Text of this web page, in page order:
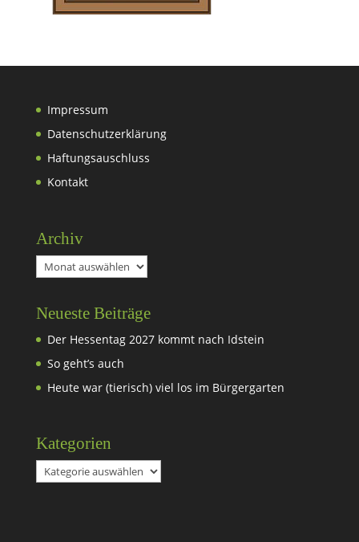
Impressum
Datenschutzerklärung
Haftungsauschluss
Kontakt
Archiv
Archiv
Neueste Beiträge
Der Hessentag 2027 kommt nach Idstein
So geht’s auch
Heute war (tierisch) viel los im Bürgergarten
Kategorien
Kategorien